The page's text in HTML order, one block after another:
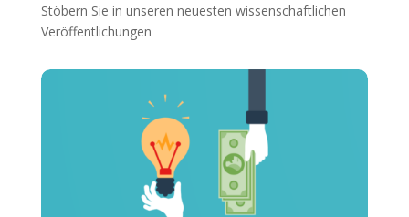
Stöbern Sie in unseren neuesten wissenschaftlichen
Veröffentlichungen